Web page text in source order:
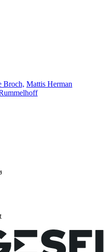
Broch, Mattis Herman